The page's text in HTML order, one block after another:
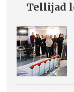
Tellijad